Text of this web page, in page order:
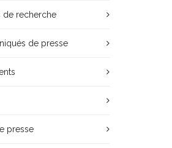
de recherche
de presse
presse